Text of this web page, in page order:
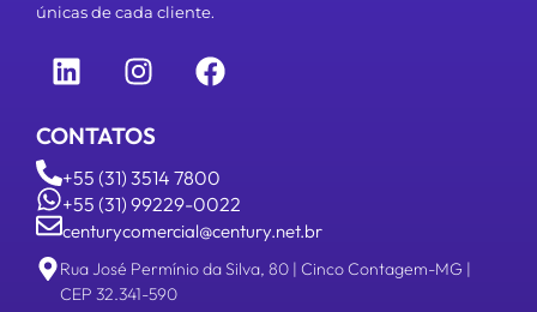
únicas de cada cliente.
CONTATOS
+55 (31) 3514 7800
+55 (31) 99229-0022
centurycomercial@century.net.br
Rua José Permínio da Silva, 80 | Cinco Contagem-MG |
CEP 32.341-590